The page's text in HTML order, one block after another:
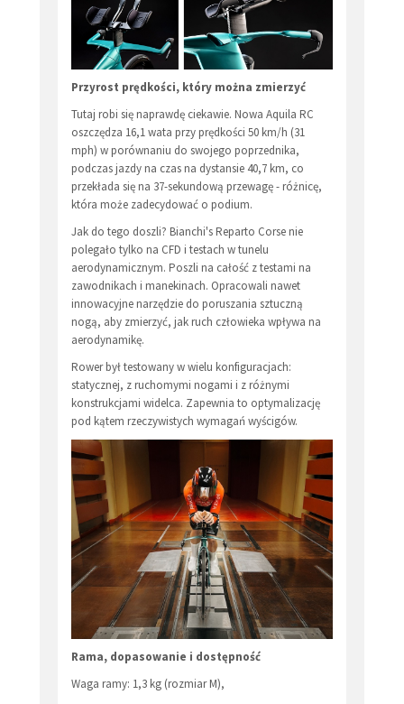
Przyrost prędkości, który można zmierzyć
Tutaj robi się naprawdę ciekawie. Nowa Aquila RC
oszczędza 16,1 wata przy prędkości 50 km/h (31
mph) w porównaniu do swojego poprzednika,
podczas jazdy na czas na dystansie 40,7 km, co
przekłada się na 37-sekundową przewagę - różnicę,
która może zadecydować o podium.
Jak do tego doszli? Bianchi's Reparto Corse nie
polegało tylko na CFD i testach w tunelu
aerodynamicznym. Poszli na całość z testami na
zawodnikach i manekinach. Opracowali nawet
innowacyjne narzędzie do poruszania sztuczną
nogą, aby zmierzyć, jak ruch człowieka wpływa na
aerodynamikę.
Rower był testowany w wielu konfiguracjach:
statycznej, z ruchomymi nogami i z różnymi
konstrukcjami widelca. Zapewnia to optymalizację
pod kątem rzeczywistych wymagań wyścigów.
Rama, dopasowanie i dostępność
Waga ramy: 1,3 kg (rozmiar M),